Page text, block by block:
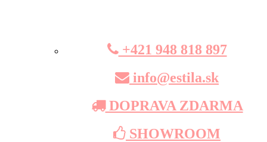
+421 948 818 897
info@estila.sk
DOPRAVA ZDARMA
SHOWROOM